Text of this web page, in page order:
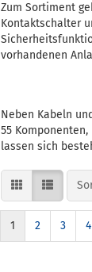
Zum Sortiment
Kontaktschalter
vorhandenen
Neben Kabeln
55
lassen sich
1 2 3 4